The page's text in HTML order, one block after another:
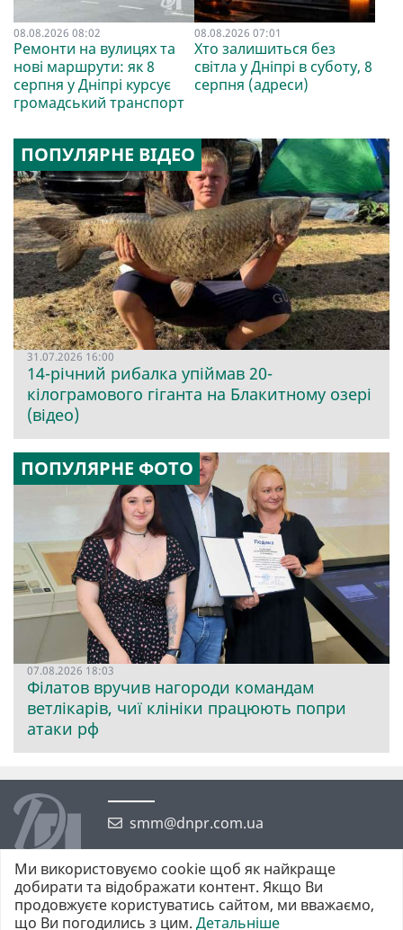
08.08.2026 08:02
Ремонти на вулицях та
нові маршрути: як 8
серпня у Дніпрі курсує
громадський транспорт
08.08.2026 07:01
Хто залишиться без
світла у Дніпрі в суботу, 8
серпня (адреси)
ПОПУЛЯРНЕ ВІДЕО
31.07.2026 16:00
14-річний рибалка упіймав 20-
кілограмового гіганта на Блакитному озері
(відео)
ПОПУЛЯРНЕ ФОТО
07.08.2026 18:03
Філатов вручив нагороди командам
ветлікарів, чиї клініки працюють попри
атаки рф
smm@dnpr.com.ua
Ми використовуємо cookie щоб як найкраще
добирати та відображати контент. Якщо Ви
продовжуєте користуватись сайтом, ми вважаємо,
що Ви погодились з цим. Детальніше